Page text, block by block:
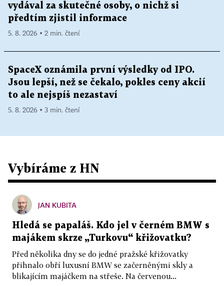
vydával za skutečné osoby, o nichž si
předtím zjistil informace
5. 8. 2026 ▪ 2 min. čtení
SpaceX oznámila první výsledky od IPO.
Jsou lepší, než se čekalo, pokles ceny akcií
to ale nejspíš nezastaví
5. 8. 2026 ▪ 3 min. čtení
Vybíráme z HN
JAN KUBITA
Hledá se papaláš. Kdo jel v černém BMW s
majákem skrze „Turkovu“ křižovatku?
Před několika dny se do jedné pražské křižovatky
přihnalo obří luxusní BMW se začerněnými skly a
blikajícím majáčkem na střeše. Na červenou...